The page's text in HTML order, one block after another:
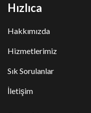
Hızlıca
Hakkımızda
Hizmetlerimiz
Sık Sorulanlar
İletişim